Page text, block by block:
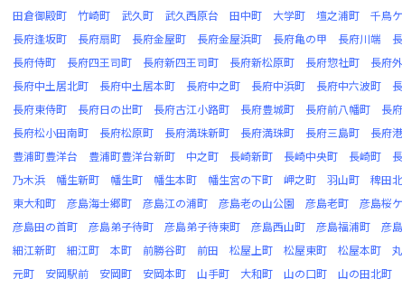
田倉御殿町
竹崎町 武久町 武久西原台 田中町 大学町 壇之浦町 千鳥
長府逢坂町
長府扇町 長府金屋町 長府金屋浜町 長府亀の甲 長府川端
長府侍町
長府四王司町 長府新四王司町 長府新松原町 長府惣社町 長府
長府中土居北町
長府中土居本町 長府中之町 長府中浜町 長府中六波町
長府東侍町
長府日の出町 長府古江小路町 長府豊城町 長府前八幡町 長
長府松小田南町
長府松原町 長府満珠新町 長府満珠町 長府三島町 長府
豊浦町豊洋台
豊浦町豊洋台新町 中之町 長崎新町 長崎中央町 長崎町
乃木浜
幡生新町 幡生町 幡生本町 幡生宮の下町 岬之町 羽山町 稗田
東大和町
彦島海士郷町 彦島江の浦町 彦島老の山公園 彦島老町 彦島桜
彦島田の首町
彦島弟子待町 彦島弟子待東町 彦島西山町 彦島福浦町 彦
細江新町
細江町 本町 前勝谷町 前田 松屋上町 松屋東町 松屋本町
元町
安岡駅前 安岡町 安岡本町 山手町 大和町 山の口町 山の田北町